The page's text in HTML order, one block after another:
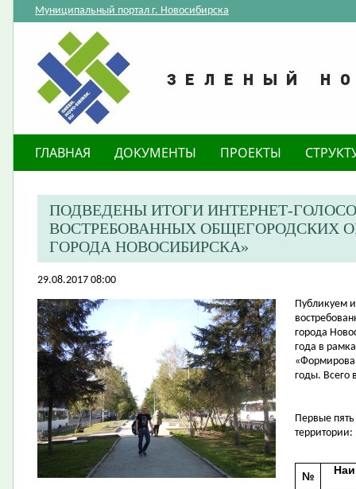
Муниципальный портал г. Новосибирска
ГЛАВНАЯ ДОКУМЕНТЫ ПРОЕКТЫ
ПОДВЕДЕНЫ ИТОГИ ИНТЕРНЕТ-
ВОСТРЕБОВАННЫХ ОБЩЕГОРОДСКИХ
ГОРОДА НОВОСИБИРСКА»
29.08.2017 08:00
Публикуем
города
года в
годы. Всего
Первые
территории:
№